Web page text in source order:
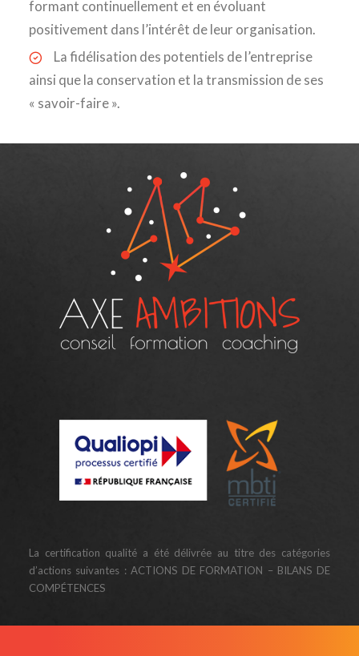
formant continuellement et en évoluant
positivement dans l’intérêt de leur organisation.
La fidélisation des potentiels de l’entreprise
ainsi que la conservation et la transmission de ses
« savoir-faire ».
La certification qualité a été délivrée au titre des catégories
d’actions suivantes : ACTIONS DE FORMATION – BILANS DE
COMPÉTENCES